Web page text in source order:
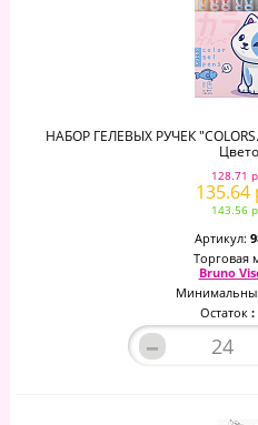
НАБОР ГЕЛЕВЫХ РУЧЕК
128.71
135.64
143.56
Артикул:
Торговая
Bruno
Остаток :
–